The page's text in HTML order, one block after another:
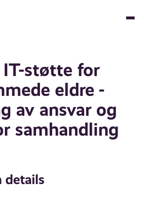
støtte for
eldre -
av ansvar og
samhandling
details